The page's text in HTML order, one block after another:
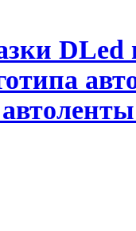
DLed